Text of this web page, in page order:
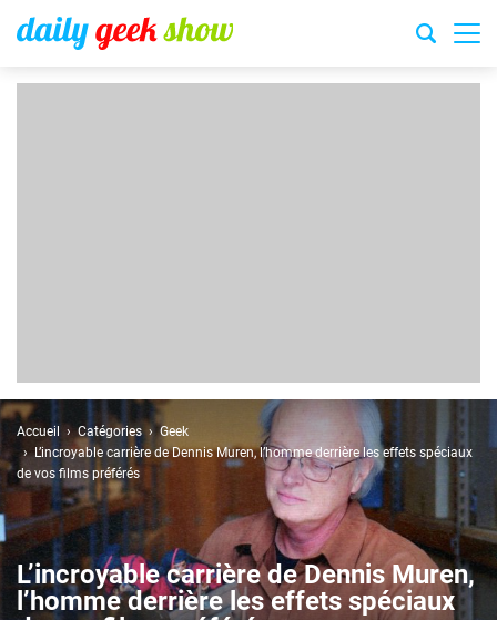
Accueil Catégories
Geek
L’incroyable carrière de Dennis Muren, l’homme derrière les effets spéciaux
de vos films préférés
L’incroyable carrière de Dennis Muren,
l’homme derrière les effets spéciaux